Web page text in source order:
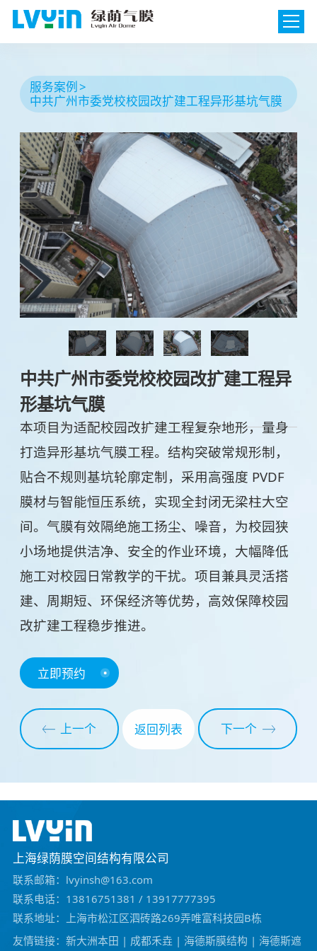
服务案例
中共广州市委党校校园改扩建工程异形基坑气膜
中共广州市委党校校园改扩建工程异
形基坑气膜
本项目为适配校园改扩建工程复杂地形，量身
打造异形基坑气膜工程。结构突破常规形制，
贴合不规则基坑轮廓定制，采用高强度 PVDF
膜材与智能恒压系统，实现全封闭无梁柱大空
间。气膜有效隔绝施工扬尘、噪音，为校园狭
小场地提供洁净、安全的作业环境，大幅降低
施工对校园日常教学的干扰。项目兼具灵活搭
建、周期短、环保经济等优势，高效保障校园
改扩建工程稳步推进。
立即预约
上一个 返回列表 下一个
上海绿荫膜空间结构有限公司
联系邮箱：lvyinsh@163.com
联系电话：13816751381 / 13917777395
联系地址：上海市松江区泗砖路269弄唯富科技园B栋
友情链接： 新大洲本田 | 成都禾垚 | 海德斯膜结构 | 海德斯遮